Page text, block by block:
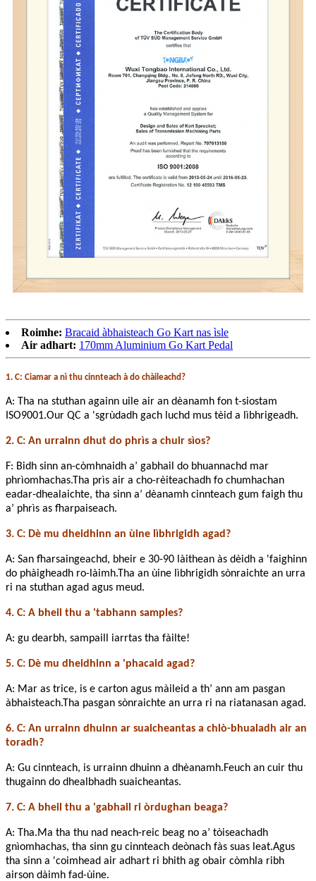
Roimhe: Bracaid àbhaisteach Go Kart nas ìsle
Air adhart: 170mm Aluminium Go Kart Pedal
1. C: Ciamar a nì thu cinnteach à do chàileachd?
A: Tha na stuthan againn uile air an dèanamh fon t-siostam
ISO9001.Our QC a 'sgrùdadh gach luchd mus tèid a lìbhrigeadh.
2. C: An urrainn dhut do phrìs a chuir sìos?
F: Bidh sinn an-còmhnaidh a’ gabhail do bhuannachd mar
phrìomhachas.Tha prìs air a cho-rèiteachadh fo chumhachan
eadar-dhealaichte, tha sinn a’ dèanamh cinnteach gum faigh thu
a’ phrìs as fharpaiseach.
3. C: Dè mu dheidhinn an ùine lìbhrigidh agad?
A: San fharsaingeachd, bheir e 30-90 làithean às dèidh a 'faighinn
do phàigheadh ​​​​ro-làimh.Tha an ùine lìbhrigidh sònraichte an urra
ri na stuthan agad agus meud.
4. C: A bheil thu a 'tabhann samples?
A: gu dearbh, sampaill iarrtas tha fàilte!
5. C: Dè mu dheidhinn a 'phacaid agad?
A: Mar as trice, is e carton agus màileid a th’ ann am pasgan
àbhaisteach.Tha pasgan sònraichte an urra ri na riatanasan agad.
6. C: An urrainn dhuinn ar suaicheantas a chlò-bhualadh air an
toradh?
A: Gu cinnteach, is urrainn dhuinn a dhèanamh.Feuch an cuir thu
thugainn do dhealbhadh suaicheantas.
7. C: A bheil thu a 'gabhail ri òrdughan beaga?
A: Tha.Ma tha thu nad neach-reic beag no a’ tòiseachadh
gnìomhachas, tha sinn gu cinnteach deònach fàs suas leat.Agus
tha sinn a 'coimhead air adhart ri bhith ag obair còmhla ribh
airson dàimh fad-ùine.